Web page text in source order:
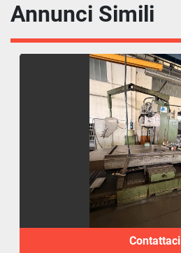
Annunci Simili
Contattaci